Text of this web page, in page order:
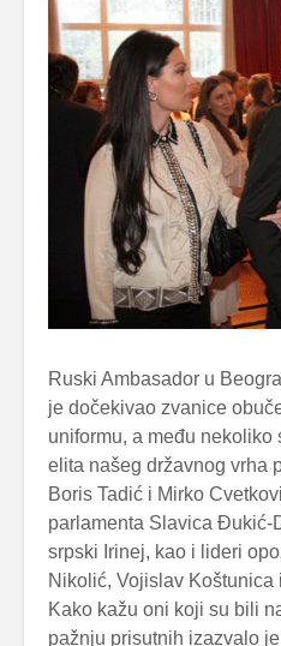
Ruski Ambasador u
je dočekivao zvanice
uniformu, a među nekoliko
elita našeg državnog vrha
Boris Tadić i Mirko
parlamenta Slavica Đukić-
srpski Irinej, kao i lideri
Nikolić, Vojislav Koštunica
Kako kažu oni koji su bili
pažnju prisutnih izazvalo